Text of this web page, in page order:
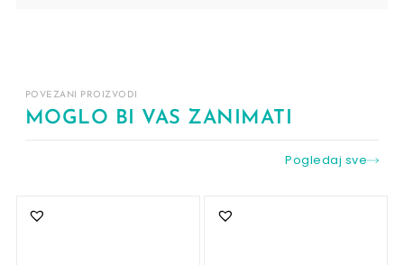
POVEZANI PROIZVODI
MOGLO BI VAS ZANIMATI
Pogledaj sve